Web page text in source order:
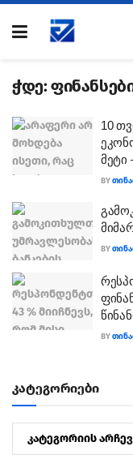
ჭდე:
10
მეტი
BY
BY
BY
კატეგორიები
კატეგორიები